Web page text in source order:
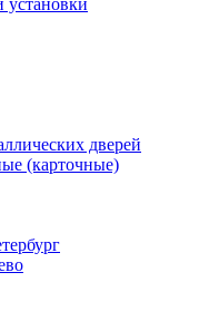
установки
дверей
(карточные)